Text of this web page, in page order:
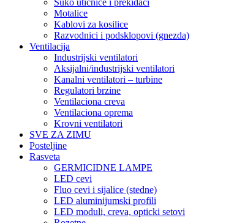
Motalice
Kablovi za kosilice
Razvodnici i podsklopovi (gnezda)
Ventilacija
Industrijski ventilatori
Aksijalni/industrijski ventilatori
Kanalni ventilatori – turbine
Regulatori brzine
Ventilaciona creva
Ventilaciona oprema
Krovni ventilatori
SVE ZA ZIMU
Posteljine
Rasveta
GERMICIDNE LAMPE
LED cevi
Fluo cevi i sijalice (stedne)
LED aluminijumski profili
LED moduli, creva, opticki setovi